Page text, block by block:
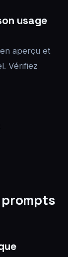
usage
aperçu et
Vérifiez
prompts